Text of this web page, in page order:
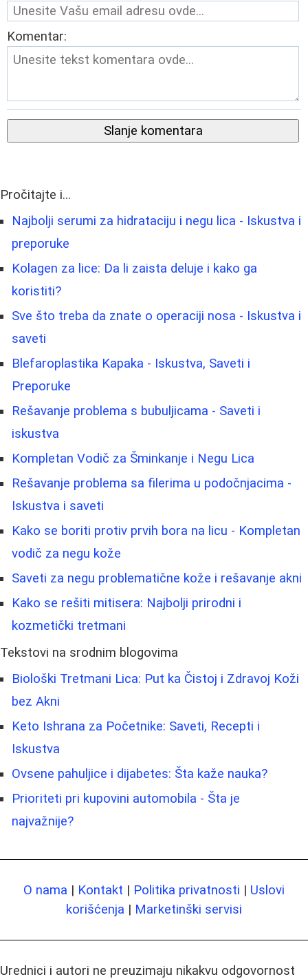
Komentar:
Slanje komentara
Pročitajte i...
Najbolji serumi za hidrataciju i negu lica - Iskustva i
preporuke
Kolagen za lice: Da li zaista deluje i kako ga
koristiti?
Sve što treba da znate o operaciji nosa - Iskustva i
saveti
Blefaroplastika Kapaka - Iskustva, Saveti i
Preporuke
Rešavanje problema s bubuljicama - Saveti i
iskustva
Kompletan Vodič za Šminkanje i Negu Lica
Rešavanje problema sa filerima u podočnjacima -
Iskustva i saveti
Kako se boriti protiv prvih bora na licu - Kompletan
vodič za negu kože
Saveti za negu problematične kože i rešavanje akni
Kako se rešiti mitisera: Najbolji prirodni i
kozmetički tretmani
Tekstovi na srodnim blogovima
Biološki Tretmani Lica: Put ka Čistoj i Zdravoj Koži
bez Akni
Keto Ishrana za Početnike: Saveti, Recepti i
Iskustva
Ovsene pahuljice i dijabetes: Šta kaže nauka?
Prioriteti pri kupovini automobila - Šta je
najvažnije?
O nama | Kontakt | Politika privatnosti | Uslovi
korišćenja | Marketinški servisi
Urednici i autori ne preuzimaju nikakvu odgovornost